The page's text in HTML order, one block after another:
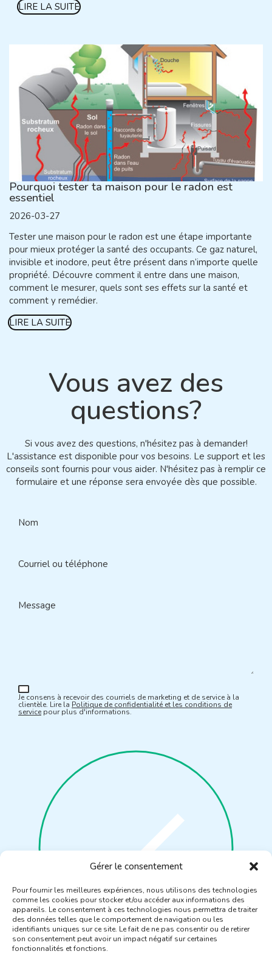
Gérer le consentement
Pour fournir les meilleures expériences, nous utilisons des technologies
comme les cookies pour stocker et/ou accéder aux informations des
appareils. Le consentement à ces technologies nous permettra de traiter
des données telles que le comportement de navigation ou les
identifiants uniques sur ce site. Le fait de ne pas consentir ou de retirer
son consentement peut avoir un impact négatif sur certaines
fonctionnalités et fonctions.
LIRE LA SUITE
Pourquoi tester ta maison pour le radon est
essentiel
2026-03-27
Tester une maison pour le radon est une étape importante
pour mieux protéger la santé des occupants. Ce gaz naturel,
invisible et inodore, peut être présent dans n’importe quelle
propriété. Découvre comment il entre dans une maison,
comment le mesurer, quels sont ses effets sur la santé et
comment y remédier.
LIRE LA SUITE
Vous avez des
questions?
Si vous avez des questions, n'hésitez pas à demander!
L'assistance est disponible pour vos besoins. Le support et les
conseils sont fournis pour vous aider. N'hésitez pas à remplir ce
formulaire et une réponse sera envoyée dès que possible.
Nom
Courriel ou téléphone
Message
Je consens à recevoir des courriels de marketing et de service à la
clientèle. Lire la Politique de confidentialité et les conditions de
service pour plus d'informations.